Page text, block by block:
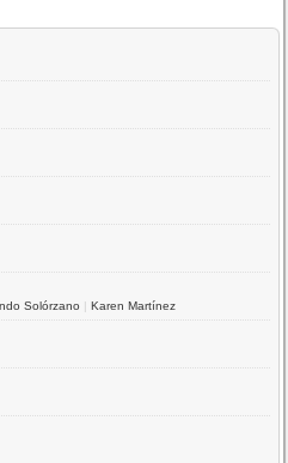
Solórzano |Karen Martínez